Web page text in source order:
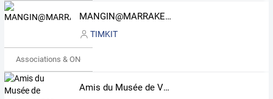
MANGIN@MARRAKECH
TIMKIT
Associations & ONG
Amis du Musée de Valenciennes